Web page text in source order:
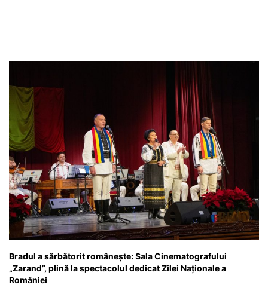
Bradul a sărbătorit românește: Sala Cinematografului
„Zarand”, plină la spectacolul dedicat Zilei Naționale a
României